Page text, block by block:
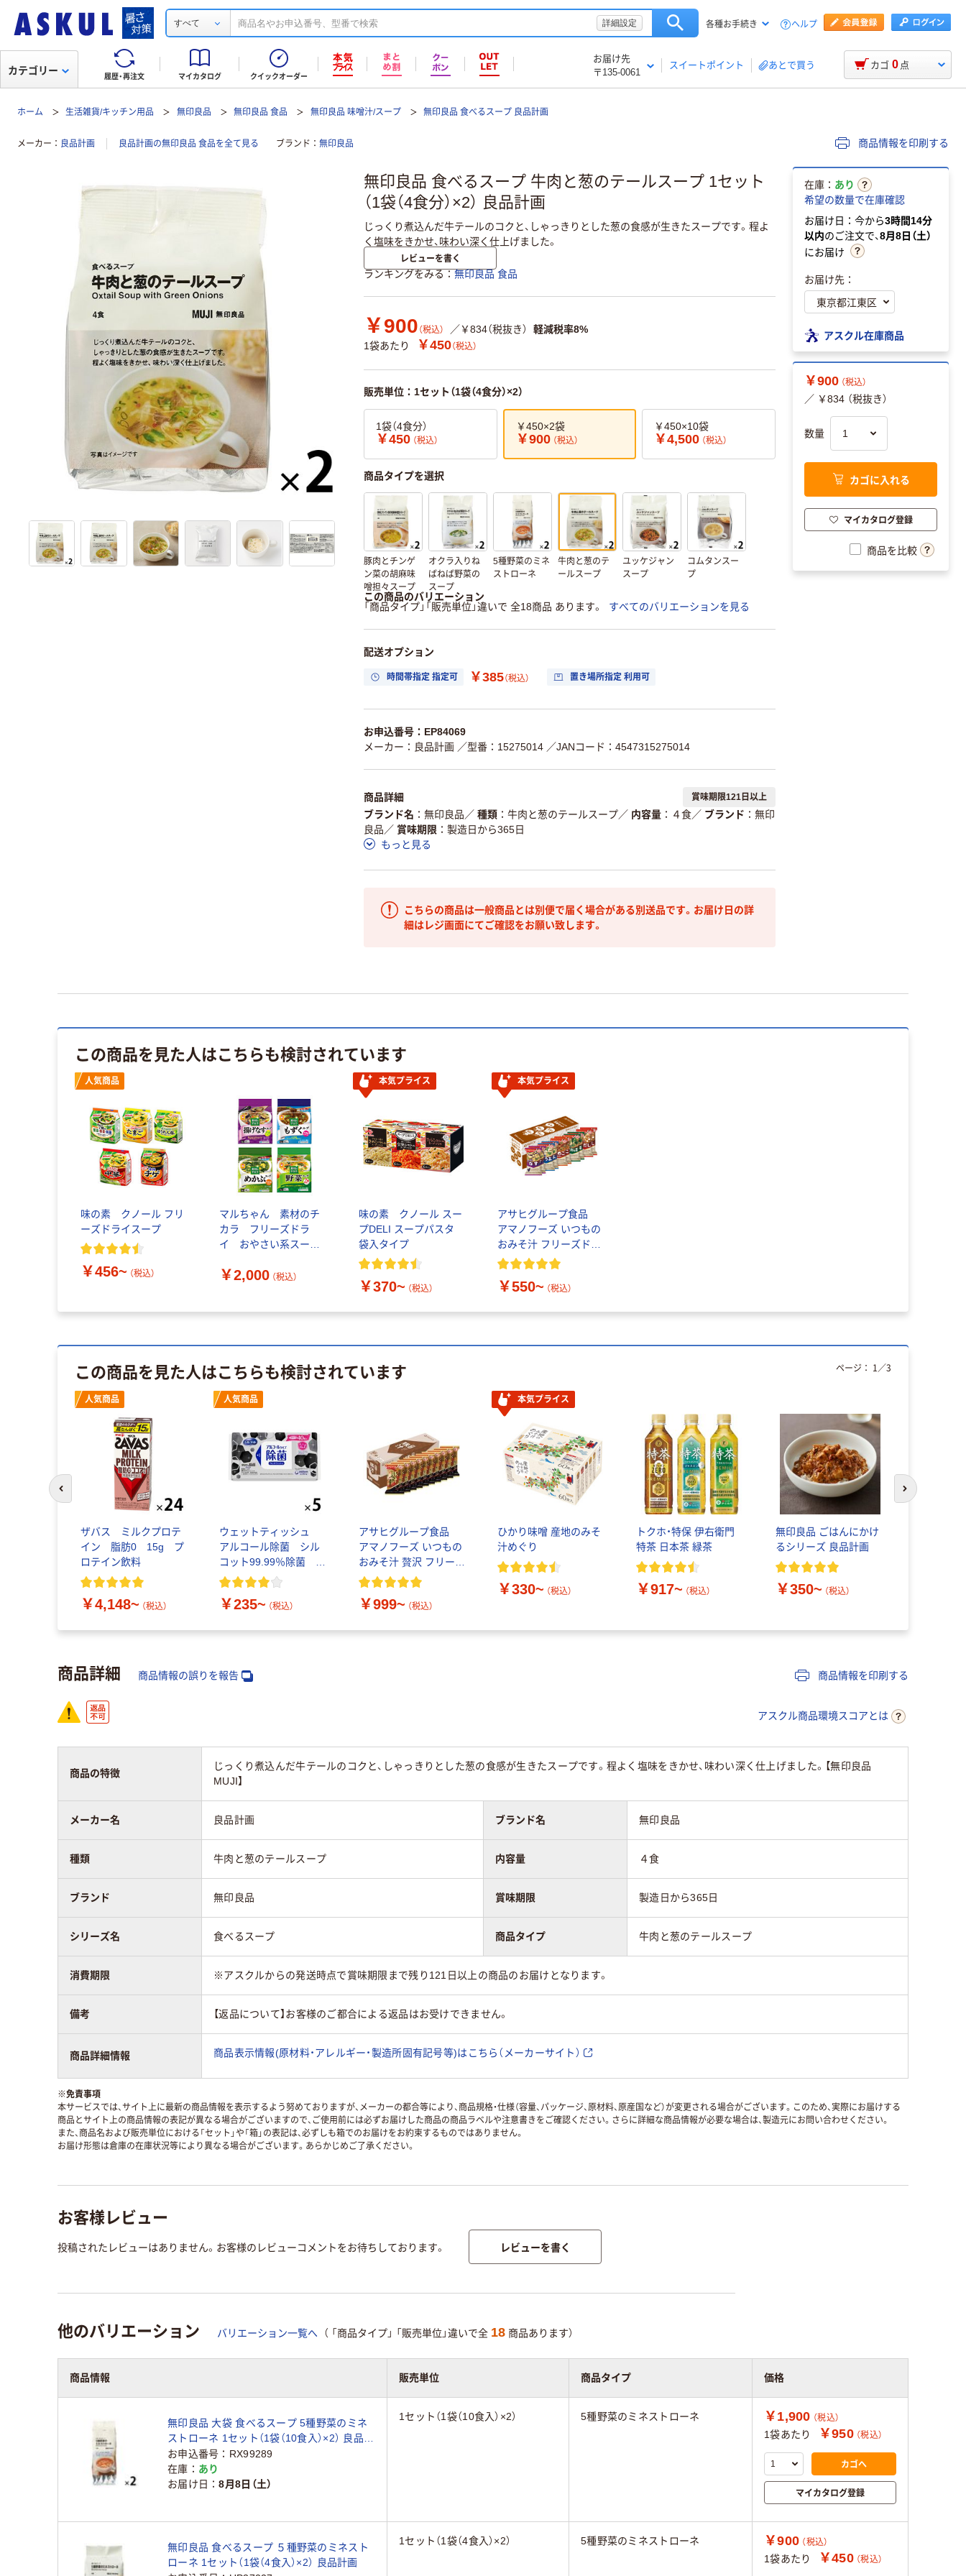
すべて 詳細設定 各種お手続き ヘルプ
履歴・再注文 マイカタログ クイックオーダー
お届け先
〒135-0061
スイートポイント あとで買う
カテゴリー カゴ 0 点
ホーム 生活雑貨/キッチン用品 無印良品 無印良品 食品 無印良品 味噌汁/スープ 無印良品 食べるスープ 良品計画
メーカー 良品計画 良品計画の無印良品 食品を全て見る ブランド 無印良品 商品情報を印刷する
無印良品 食べるスープ 牛肉と葱のテールスープ 1セット
（1袋（4食分）×2） 良品計画
じっくり煮込んだ牛テールのコクと、しゃっきりとした葱の食感が生きたスープです。程よ
く塩味をきかせ、味わい深く仕上げました。
レビューを書く
ランキングをみる 無印良品 食品
￥900 （税込） ／￥834（税抜き）
軽減税率8%
1袋あたり
￥450（税込）
販売単位：1セット（1袋（4食分）×2）
1袋（4食分）
￥450 （税込）
￥450×2袋
￥900 （税込）
￥450×10袋
￥4,500 （税込）
商品タイプを選択
豚肉とチンゲ
ン菜の胡麻味
噌担々スープ
オクラ入りね
ばねば野菜の
スープ
5種野菜のミネ
ストローネ
牛肉と葱のテ
ールスープ
ユッケジャン
スープ
コムタンスー
プ
この商品のバリエーション
「商品タイプ」「販売単位」違いで 全18商品 あります。
すべてのバリエーションを見る
配送オプション
時間帯指定 指定可 ￥385（税込） 置き場所指定 利用可
お申込番号：EP84069
メーカー：良品計画 ／型番：15275014 ／JANコード：4547315275014
商品詳細 賞味期限121日以上
ブランド名 無印良品 ／ 種類 牛肉と葱のテールスープ／ 内容量 ４食／ ブランド
無印
良品 ／ 賞味期限
製造日から365日
もっと見る
こちらの商品は一般商品とは別便で届く場合がある別送品です。お届け日の詳
細はレジ画面にてご確認をお願い致します。
在庫： あり
希望の数量で在庫確認
お届け日：今から3時間14分
以内のご注文で、8月8日（土）
にお届け
お届け先：
アスクル在庫商品
￥900 （税込）
／ ￥834 （税抜き）
数量
カゴに入れる
マイカタログ登録
商品を比較
この商品を見た人はこちらも検討されています
人気商品
味の素 クノール フリ
ーズドライスープ
￥456~ （税込）
マルちゃん 素材のチ
カラ フリーズドラ
イ おやさい系スー
合わせセット
￥2,000 （税込）
本気プライス
味の素 クノール スー
プDELI スープパスタ
袋入タイプ
￥370~ （税込）
本気プライス
アサヒグループ食品
アマノフーズ いつもの
おみそ汁 フリーズドラ
イ
￥550~ （税込）
この商品を見た人はこちらも検討されています
人気商品
ザバス ミルクプロテ
イン 脂肪0 15g プ
ロテイン飲料
￥4,148~ （税込）
人気商品
ウェットティッシュ
アルコール除菌 シル
コット99.99％除菌 ユ
ニ・チャーム
￥235~ （税込）
アサヒグループ食品
アマノフーズ いつもの
おみそ汁 贅沢 フリーズ
ドライ
￥999~ （税込）
本気プライス
ひかり味噌 産地のみそ
汁めぐり
￥330~ （税込）
トクホ・特保 伊右衛門
特茶 日本茶 緑茶
￥917~ （税込）
無印良品 ごはんにかけ
るシリーズ 良品計画
￥350~ （税込）
ページ： 1／3
前のスライドへ 次のスライド
商品詳細 商品情報の誤りを報告 商品情報を印刷する
アスクル商品環境スコアとは
商品の特徴
じっくり煮込んだ牛テールのコクと、しゃっきりとした葱の食感が生きたスープです。程よく塩味をきかせ、味わい深く仕上げました。【無印良品
MUJI】
メーカー名 良品計画 ブランド名 無印良品
種類 牛肉と葱のテールスープ 内容量 ４食
ブランド 無印良品 賞味期限 製造日から365日
シリーズ名 食べるスープ 商品タイプ 牛肉と葱のテールスープ
消費期限 ※アスクルからの発送時点で賞味期限まで残り121日以上の商品のお届けとなります。
備考 【返品について】お客様のご都合による返品はお受けできません。
商品詳細情報 商品表示情報(原材料・アレルギー・製造所固有記号等)はこちら（メーカーサイト）
※免責事項
本サービスでは、サイト上に最新の商品情報を表示するよう努めておりますが、メーカーの都合等により、商品規格・仕様（容量、パッケージ、原材料、原産国など）が変更される場合がございます。このため、実際にお届けする
商品とサイト上の商品情報の表記が異なる場合がございますので、ご使用前には必ずお届けした商品の商品ラベルや注意書きをご確認ください。さらに詳細な商品情報が必要な場合は、製造元にお問い合わせください。
また、商品名および販売単位における「セット」や「箱」の表記は、必ずしも箱でのお届けをお約束するものではありません。
お届け形態は倉庫の在庫状況等により異なる場合がございます。あらかじめご了承ください。
お客様レビュー
投稿されたレビューはありません。お客様のレビューコメントをお待ちしております。 レビューを書く
他のバリエーション バリエーション一覧へ （ 「商品タイプ」 「販売単位」違いで全 18 商品あります）
商品情報 販売単位 商品タイプ 価格
無印良品 大袋 食べるスープ 5種野菜のミネ
ストローネ 1セット（1袋（10食入）×2） 良品計
画
お申込番号
RX99289
在庫
あり
お届け日
8月8日（土）
1セット（1袋（10食入）×2） 5種野菜のミネストローネ ￥1,900 （税込）
1袋あたり ￥950 （税込）
カゴへ
マイカタログ登録
無印良品 食べるスープ ５種野菜のミネスト
ローネ 1セット（1袋（4食入）×2） 良品計画
1セット（1袋（4食入）×2） 5種野菜のミネストローネ ￥900 （税込）
1袋あたり ￥450 （税込）